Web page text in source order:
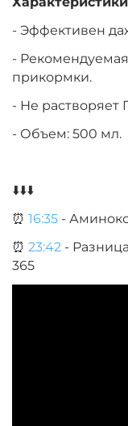
- Эффективен
-
прикормки.
- Не растворяет
- Объем: 500 мл.
⬇️⬇️⬇️
⏰ 16:35 -
⏰ 23:42 -
365